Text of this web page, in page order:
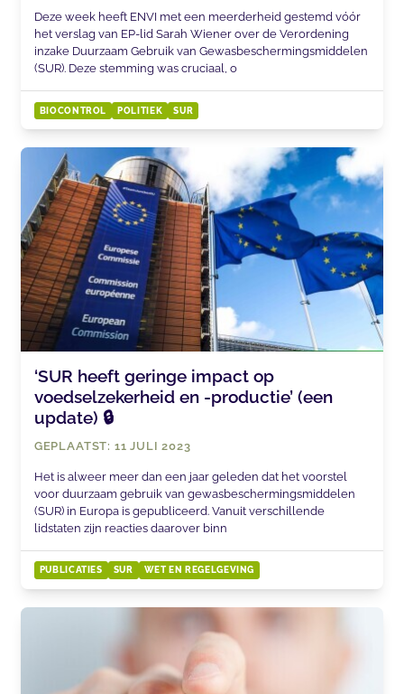
Deze week heeft ENVI met een meerderheid gestemd vóór
het verslag van EP-lid Sarah Wiener over de Verordening
inzake Duurzaam Gebruik van Gewasbeschermingsmiddelen
(SUR). Deze stemming was cruciaal, o
BIOCONTROL POLITIEK SUR
‘SUR heeft geringe impact op
voedselzekerheid en -productie’ (een
update) 🔒
GEPLAATST: 11 JULI 2023
Het is alweer meer dan een jaar geleden dat het voorstel
voor duurzaam gebruik van gewasbeschermingsmiddelen
(SUR) in Europa is gepubliceerd. Vanuit verschillende
lidstaten zijn reacties daarover binn
PUBLICATIES SUR WET EN REGELGEVING